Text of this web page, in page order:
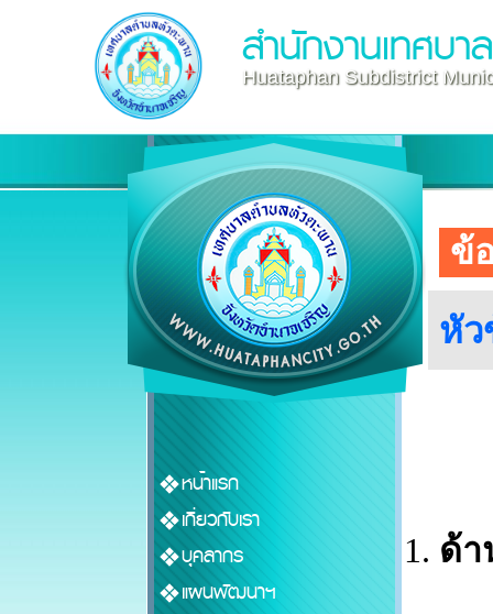
สำนักงานเทศบ
Huataphan Subdistrict
หน้าแรก
เกี่ยวกับเรา
บุคลากร
แผนพัฒนาฯ
ข้
หัว
ด้า